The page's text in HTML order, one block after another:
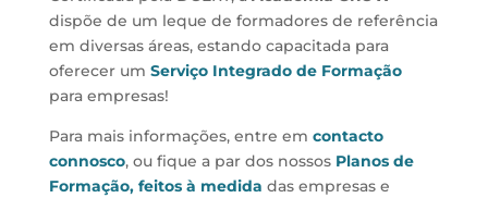
dispõe de um leque de formadores de referência
em diversas áreas, estando capacitada para
oferecer um Serviço Integrado de Formação
para empresas!
Para mais informações, entre em contacto
connosco, ou fique a par dos nossos Planos de
Formação, feitos à medida das empresas e